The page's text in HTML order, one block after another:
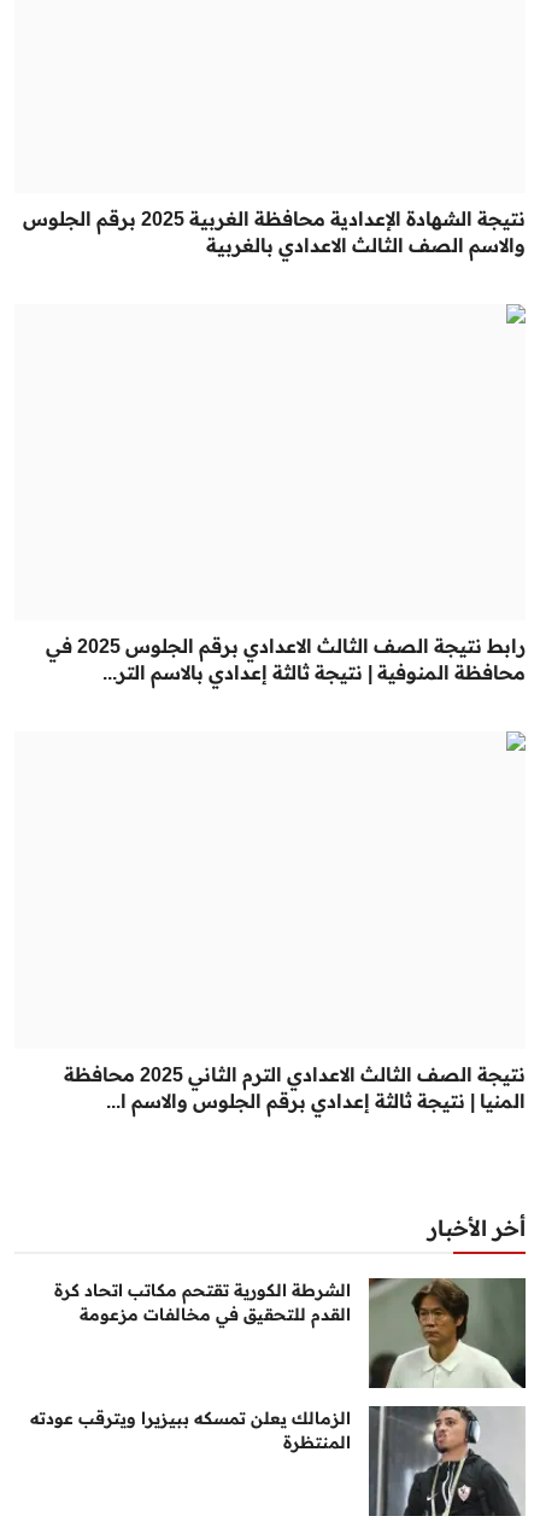
نتيجة الشهادة الإعدادية محافظة الغربية 2025 برقم الجلوس
والاسم الصف الثالث الاعدادي بالغربية
رابط نتيجة الصف الثالث الاعدادي برقم الجلوس 2025 في
محافظة المنوفية | نتيجة ثالثة إعدادي بالاسم التر...
نتيجة الصف الثالث الاعدادي الترم الثاني 2025 محافظة
المنيا | نتيجة ثالثة إعدادي برقم الجلوس والاسم ا...
أخر الأخبار
الشرطة الكورية تقتحم مكاتب اتحاد كرة
القدم للتحقيق في مخالفات مزعومة
الزمالك يعلن تمسكه ببيزيرا ويترقب عودته
المنتظرة